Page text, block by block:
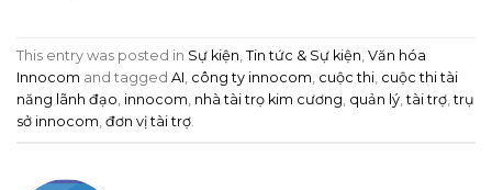
This entry was posted in Sự kiện, Tin tức & Sự kiện, Văn hóa
Innocom and tagged AI, công ty innocom, cuộc thi, cuộc thi tài
năng lãnh đạo, innocom, nhà tài trọ kim cương, quản lý,tài trợ,trụ
sở innocom, đơn vị tài trợ.